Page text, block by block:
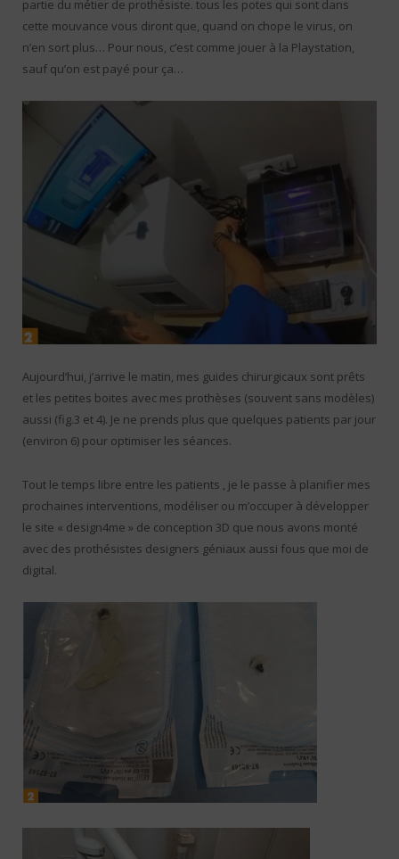
partie du métier de prothésiste. tous les potes qui sont dans
cette mouvance vous diront que, quand on chope le virus, on
n’en sort plus… Pour nous, c’est comme jouer à la Playstation,
sauf qu’on est payé pour ça…
Aujourd’hui, j’arrive le matin, mes guides chirurgicaux sont prêts
et les petites boites avec mes prothèses (souvent sans modèles)
aussi (fig.3 et 4). Je ne prends plus que quelques patients par jour
(environ 6) pour optimiser les séances.
Tout le temps libre entre les patients , je le passe à planifier mes
prochaines interventions, modéliser ou m’occuper à développer
le site « design4me » de conception 3D que nous avons monté
avec des prothésistes designers géniaux aussi fous que moi de
digital.